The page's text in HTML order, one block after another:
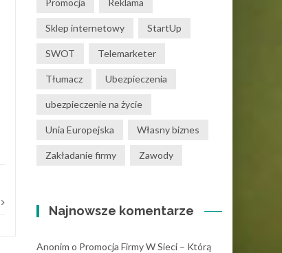
jest mały to...
Promocja Reklama
Sklep internetowy StartUp
SWOT Telemarketer
Tłumacz Ubezpieczenia
ubezpieczenie na życie
Unia Europejska Własny biznes
Zakładanie firmy Zawody
Najnowsze komentarze
Anonim o Promocja Firmy W Sieci – Którą